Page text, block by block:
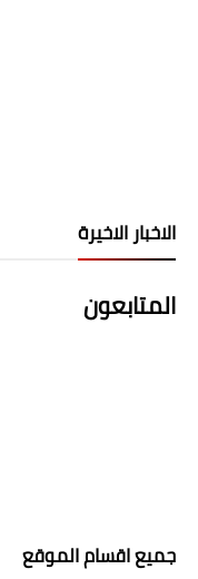
الاخبار الاخيرة
المتابعون
جميع اقسام الموقع